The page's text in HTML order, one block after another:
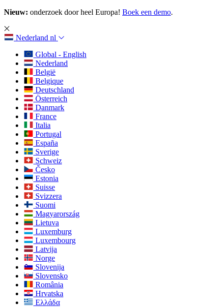
Nieuw: onderzoek door heel Europa! Boek een demo.
Nederland nl
Global - English
Nederland
België
Belgique
Deutschland
Österreich
Danmark
France
Italia
Portugal
España
Sverige
Schweiz
Česko
Estonia
Suisse
Svizzera
Suomi
Magyarország
Lietuva
Luxemburg
Luxembourg
Latvija
Norge
Slovenija
Slovensko
România
Hrvatska
Ελλάδα